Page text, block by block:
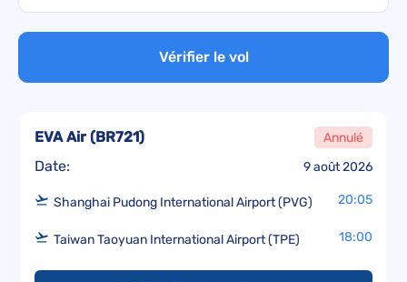
Vérifier le vol
Date: 9 août 2026
EVA Air(BR721) Annulé
Shanghai Pudong International Airport (PVG) 20:05
Taiwan Taoyuan International Airport (TPE) 18:00